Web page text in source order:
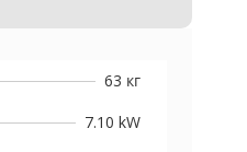
63 кг
7.10 kW